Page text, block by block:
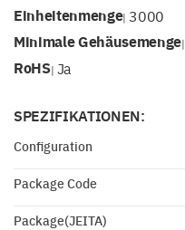
Einheitenmenge| 3000
Minimale Gehäusemenge|
RoHS| Ja
SPEZIFIKATIONEN:
Configuration
Package Code
Package(JEITA)